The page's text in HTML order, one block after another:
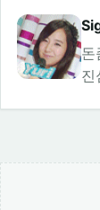
돈
진